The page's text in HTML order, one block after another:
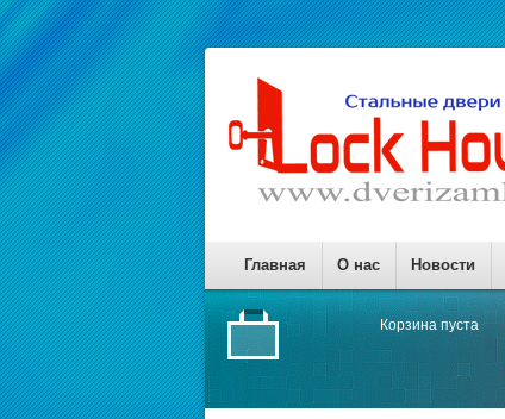
Главная О нас Новости
Корзина пуста